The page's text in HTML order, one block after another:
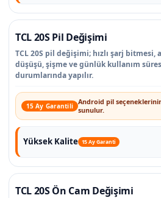
TCL 20S Pil Değişimi
TCL 20S pil değişimi; hızlı şarj bitmesi,
düşüşü, şişme ve günlük kullanım
durumlarında yapılır.
15 Ay Garantili Android pil
sunulur.
Yüksek Kalite 15 Ay Garanti
TCL 20S Ön Cam Değişimi